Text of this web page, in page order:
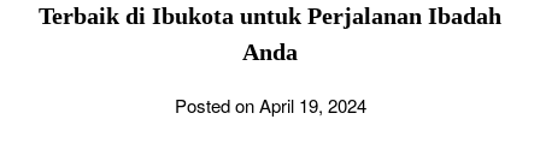
Terbaik di Ibukota untuk Perjalanan Ibadah
Anda
Posted on April 19, 2024